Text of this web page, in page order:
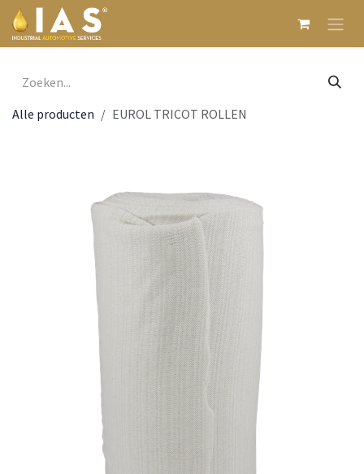
Overslaan naar inhoud
Alle producten EUROL TRICOT ROLLEN